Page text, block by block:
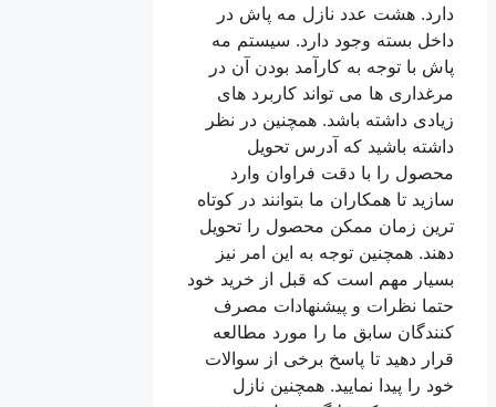
دارد. هشت عدد نازل مه پاش در
داخل بسته وجود دارد. سیستم مه
پاش با توجه به کارآمد بودن آن در
مرغداری ها می تواند کاربرد های
زیادی داشته باشد. همچنین در نظر
داشته باشید که آدرس تحویل
محصول را با دقت فراوان وارد
سازید تا همکاران ما بتوانند در کوتاه
ترین زمان ممکن محصول را تحویل
دهند. همچنین توجه به این امر نیز
بسیار مهم است که قبل از خرید خود
حتما نظرات و پیشنهادات مصرف
کنندگان سابق ما را مورد مطالعه
قرار دهید تا پاسخ برخی از سوالات
خود را پیدا نمایید. همچنین نازل